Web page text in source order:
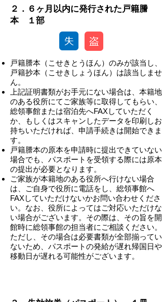
２．６ヶ月以内に発行された戸籍謄
本 １部
戸籍謄本（こせきとうほん）のみが該当し、
戸籍抄本（こせきしょうほん）は該当しませ
ん。
上記証明書類がお手元にない場合は、本籍地
のある役所にてご家族等に取得してもらい、
総領事館または宿泊先へFAXしていただく
か、もしくはスキャンしたデータを印刷しお
持ちいただければ、申請手続きは開始できま
す。
戸籍謄本の原本を申請時に提出できていない
場合でも、パスポートを受領する際には原本
の提出が必要となります。
ご家族が本籍地のある役所へ行けない場合
は、ご自身で役所に電話をし、総領事館へ
FAXしていただけないかお問い合わせくださ
い。なお、役所によってはご対応いただけな
い場合がございます。その際は、その旨を開
館時に総領事館の担当者にご相談ください。
ただし、その場合は必要書類が全部揃ってい
ないため、パスポートの発給が遅れ帰国日や
移動日が遅れる可能性がございます。